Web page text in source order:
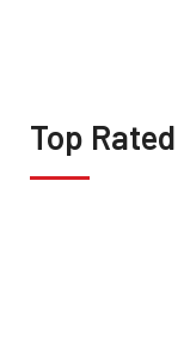
Top Rated